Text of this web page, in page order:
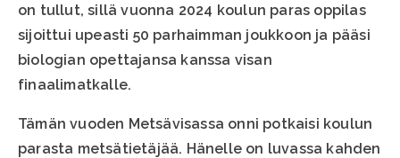
on tullut, sillä vuonna 2024 koulun paras oppilas
sijoittui upeasti 50 parhaimman joukkoon ja pääsi
biologian opettajansa kanssa visan
finaalimatkalle.
Tämän vuoden Metsävisassa onni potkaisi koulun
parasta metsätietäjää. Hänelle on luvassa kahden